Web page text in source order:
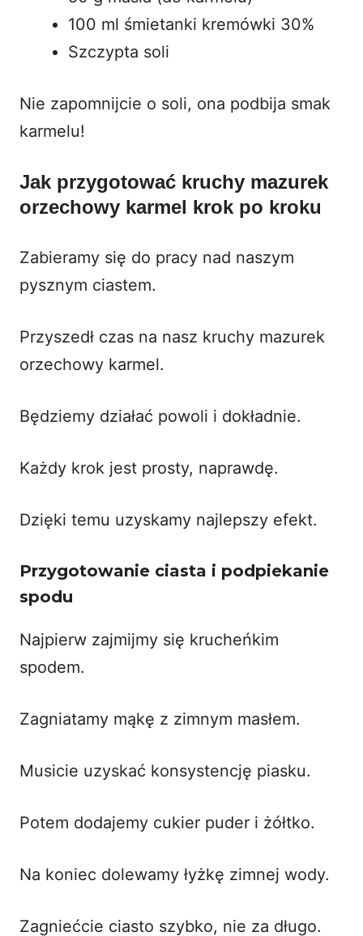
100 ml śmietanki kremówki 30%
Szczypta soli
Nie zapomnijcie o soli, ona podbija smak
karmelu!
Jak przygotować kruchy mazurek
orzechowy karmel krok po kroku
Zabieramy się do pracy nad naszym
pysznym ciastem.
Przyszedł czas na nasz kruchy mazurek
orzechowy karmel.
Będziemy działać powoli i dokładnie.
Każdy krok jest prosty, naprawdę.
Dzięki temu uzyskamy najlepszy efekt.
Przygotowanie ciasta i podpiekanie
spodu
Najpierw zajmijmy się krucheńkim
spodem.
Zagniatamy mąkę z zimnym masłem.
Musicie uzyskać konsystencję piasku.
Potem dodajemy cukier puder i żółtko.
Na koniec dolewamy łyżkę zimnej wody.
Zagniećcie ciasto szybko, nie za długo.